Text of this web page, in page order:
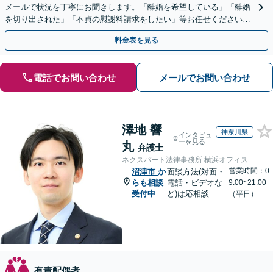
メールで状況を丁寧にお聞きします。「離婚を希望している」「離婚
を切り出された」「不貞の慰謝料請求をしたい」等お任せください。
【リーズナブルな料金設定】
料金表を見る
電話でお問い合わせ メールでお問い合わせ
澤地 響
丸 弁護士
インタビュ
ーを見る
神奈川県
ネクスパート法律事務所 横浜オフィス
沼津市 か
らも相談
受付中
面談方法(対面・
電話・ビデオな
ど)は応相談
営業時間：0
9:00~21:00
（平日）